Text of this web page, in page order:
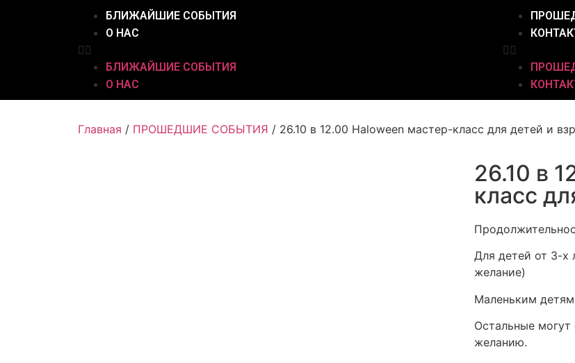
БЛИЖАЙШИЕ СОБЫТИЯ
О НАС
БЛИЖАЙШИЕ СОБЫТИЯ
О НАС
Главная / ПРОШЕДШИЕ СОБЫТИЯ / 26.10 в 12.00 Haloween мастер-класс для детей и
26.10 в
класс
Для детей от 3-х
желание)
Маленьким
Остальные могут
желанию.